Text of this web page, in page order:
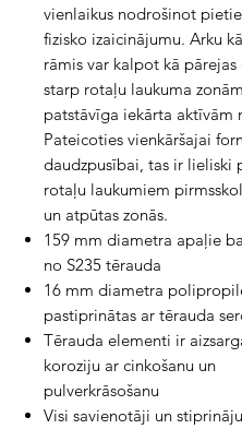
vienlaikus nodrošinot
fizisko izaicinājumu. Arku
rāmis var kalpot kā pārejas
starp rotaļu laukuma
patstāvīga iekārta aktīvām
Pateicoties vienkāršajai
daudzpusībai, tas ir lieliski
rotaļu laukumiem
un atpūtas zonās.
159 mm diametra apaļie
no S235 tērauda
16 mm diametra
pastiprinātas ar tērauda
Tērauda elementi ir
koroziju ar cinkošanu un
pulverkrāsošanu
Visi savienotāji un